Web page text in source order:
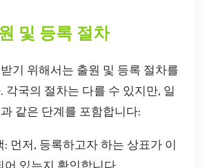
및 등록 절차
기 위해서는 출원 및 등록 절차를
각국의 절차는 다를 수 있지만, 일
같은 단계를 포함합니다:
: 먼저, 등록하고자 하는 상표가 이